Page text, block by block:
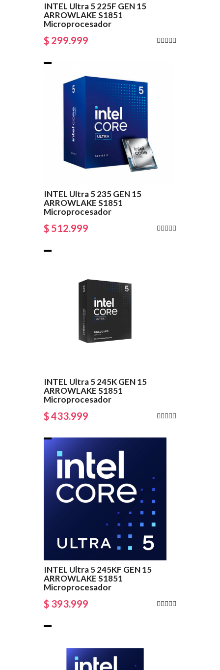
INTEL Ultra 5 225F GEN 15
ARROWLAKE S1851
Microprocesador
$ 299.999
INTEL Ultra 5 235 GEN 15
ARROWLAKE S1851
Microprocesador
$ 512.999
INTEL Ultra 5 245K GEN 15
ARROWLAKE S1851
Microprocesador
$ 433.999
INTEL Ultra 5 245KF GEN 15
ARROWLAKE S1851
Microprocesador
$ 393.999